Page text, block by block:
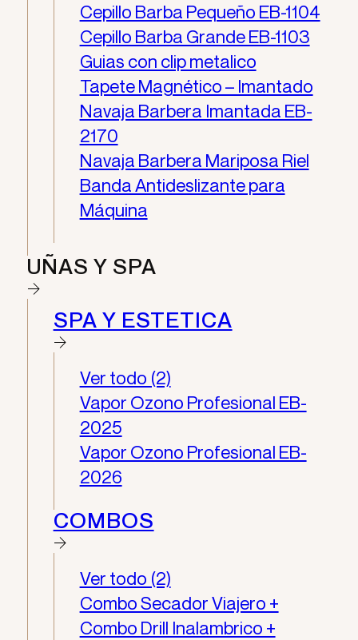
Cepillo Barba Pequeño EB-1104
Cepillo Barba Grande EB-1103
Guias con clip metalico
Tapete Magnético – Imantado
Navaja Barbera Imantada EB-
2170
Navaja Barbera Mariposa Riel
Banda Antideslizante para
Máquina
UÑAS Y SPA
SPA Y ESTETICA
Ver todo (2)
Vapor Ozono Profesional EB-
2025
Vapor Ozono Profesional EB-
2026
COMBOS
Ver todo (2)
Combo Secador Viajero +
Combo Drill Inalambrico +